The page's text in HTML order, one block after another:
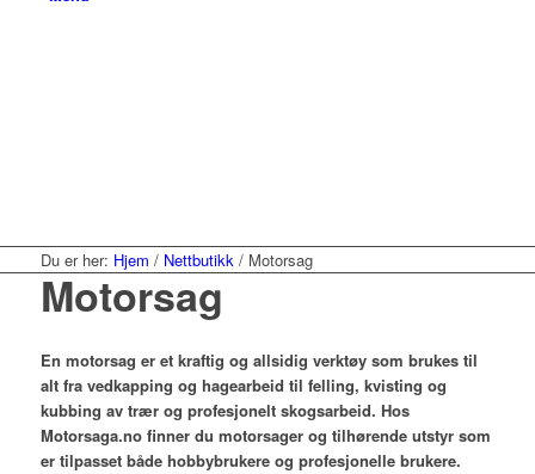
Du er her: Hjem / Nettbutikk / Motorsag
Motorsag
En motorsag er et kraftig og allsidig verktøy som brukes til
alt fra vedkapping og hagearbeid til felling, kvisting og
kubbing av trær og profesjonelt skogsarbeid. Hos
Motorsaga.no finner du motorsager og tilhørende utstyr som
er tilpasset både hobbybrukere og profesjonelle brukere.